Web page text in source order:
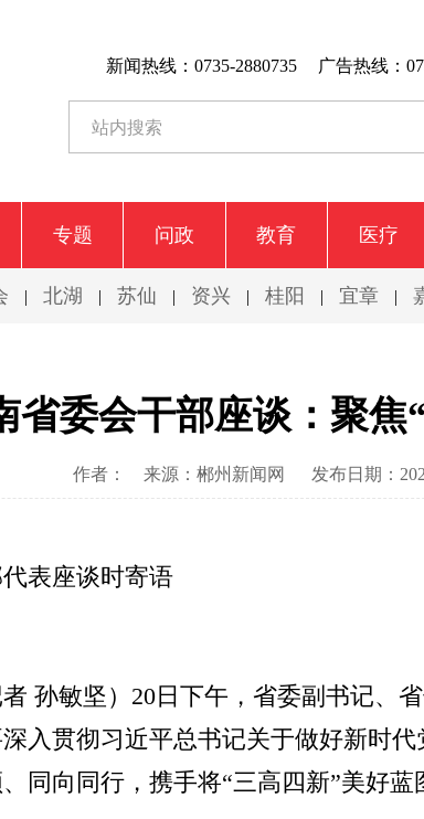
新闻热线：0735-2880735 广告热线：
专题 问政 教育 医疗
| 北湖 | 苏仙 | 资兴 | 桂阳 | 宜章 |
省委会干部座谈：聚焦
作者： 来源：郴州新闻网 发布日期：
表座谈时寄语
孙敏坚）20日下午，省委副书记、
入贯彻习近平总书记关于做好新时
同向同行，携手将“三高四新”美好蓝